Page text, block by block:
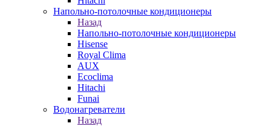
Напольно-потолочные кондиционеры
Назад
Напольно-потолочные кондиционеры
Hisense
Royal Clima
AUX
Ecoclima
Hitachi
Funai
Водонагреватели
Назад